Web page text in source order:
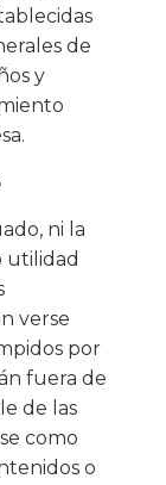
de
y
ni la
utilidad
verse
por
fuera de
de las
como
o